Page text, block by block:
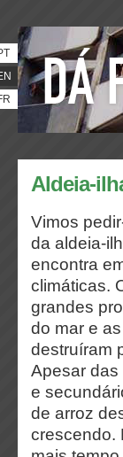
Aldeia-
Vimos
da aldeia-
encontra
climáticas.
grandes
do mar e
destruíram
Apesar das
e
de arroz
crescendo.